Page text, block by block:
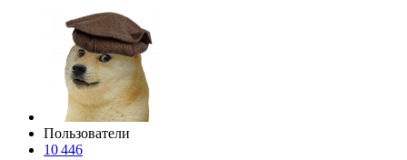
Пользователи
10 446